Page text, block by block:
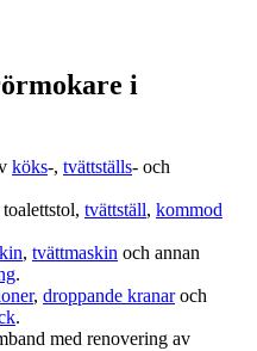
i
köks‑, tvättställs‑ och
tvättställ, kommod
, tvättmaskin och annan
.
, droppande kranaroch
.
med renovering av